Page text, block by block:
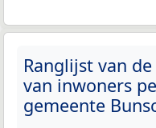
Ranglijst van
van inwoners
gemeente